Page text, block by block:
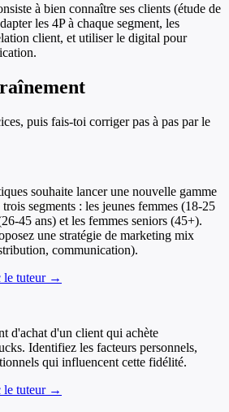
à bien connaître ses clients (étude de
les 4P à chaque segment, les
client, et utiliser le digital pour
puis fais-toi corriger pas à pas par le
souhaite lancer une nouvelle gamme
segments : les jeunes femmes (18-25
45 ans) et les femmes seniors (45+).
une stratégie de marketing mix
communication).
le tuteur →
d'achat d'un client qui achète
Identifiez les facteurs personnels,
qui influencent cette fidélité.
le tuteur →